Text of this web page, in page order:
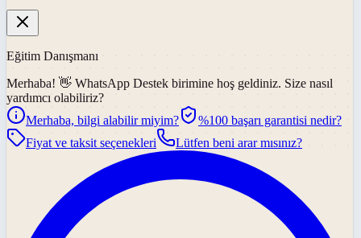
Eğitim Danışmanı
Merhaba! 👋 WhatsApp Destek birimine hoş geldiniz. Size nasıl
yardımcı olabiliriz?
Merhaba, bilgi alabilir miyim?
%100 başarı garantisi nedir?
Fiyat ve taksit seçenekleri
Lütfen beni arar mısınız?